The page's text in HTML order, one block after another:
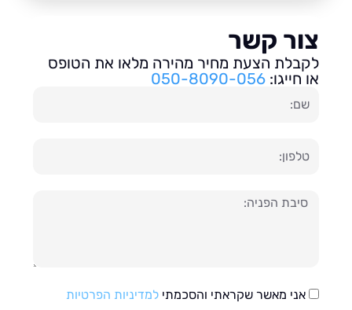
קשר
הצעת מחיר מהירה מלאו את הטופס
חייגו:050-8090-056
אני מאשר שקראתי והסכמתילמדיניות הפרטיות